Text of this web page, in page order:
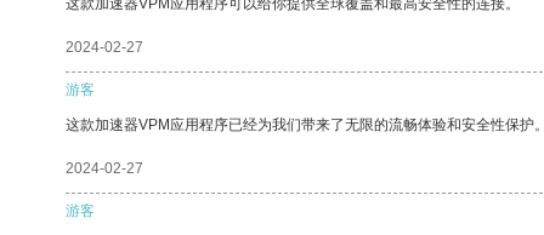
这款加速器VPM应用程序可以给你提供全球覆盖和最高安全性的连接。
2024-02-27
游客
这款加速器VPM应用程序已经为我们带来了无限的流畅体验和安全性保护
2024-02-27
游客